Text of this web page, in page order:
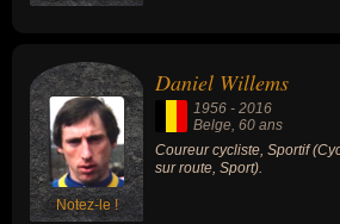
au cours de la saison
à avoir remporté 3 titres
seule saison.
Notez-le !
Daniel Willems
1956 - 2016
Belge, 60 ans
Coureur cycliste, Sportif
sur route, Sport).